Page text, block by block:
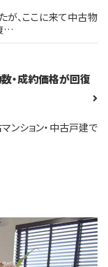
、ここに来て中古物
…
・成約価格が回復
ンション・中古戸建で